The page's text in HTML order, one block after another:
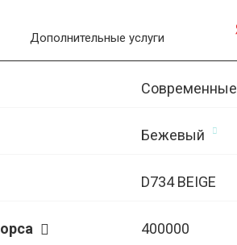
Современные
Бежевый
D734 BEIGE
400000
Дополнительные услуги